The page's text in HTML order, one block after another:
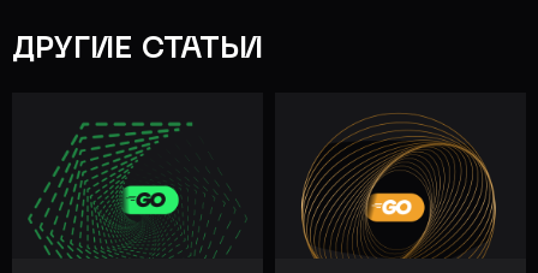
ДРУГИЕ СТАТЬИ
ИП Балун Владимир Николаевич ИНН: 610111147548
ОГРНИП: 322619600034193